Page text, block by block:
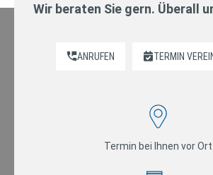
Wir beraten Sie gern. Überall
ANRUFEN TERMIN
Termin bei Ihnen vor Ort